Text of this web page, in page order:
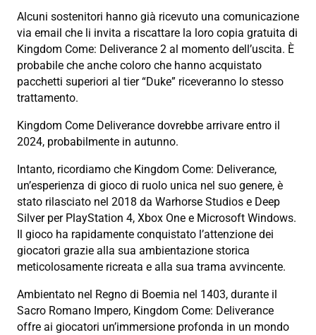
Alcuni sostenitori hanno già ricevuto una comunicazione
via email che li invita a riscattare la loro copia gratuita di
Kingdom Come: Deliverance 2 al momento dell’uscita. È
probabile che anche coloro che hanno acquistato
pacchetti superiori al tier “Duke” riceveranno lo stesso
trattamento.
Kingdom Come Deliverance dovrebbe arrivare entro il
2024, probabilmente in autunno.
Intanto, ricordiamo che Kingdom Come: Deliverance,
un’esperienza di gioco di ruolo unica nel suo genere, è
stato rilasciato nel 2018 da Warhorse Studios e Deep
Silver per PlayStation 4, Xbox One e Microsoft Windows.
Il gioco ha rapidamente conquistato l’attenzione dei
giocatori grazie alla sua ambientazione storica
meticolosamente ricreata e alla sua trama avvincente.
Ambientato nel Regno di Boemia nel 1403, durante il
Sacro Romano Impero, Kingdom Come: Deliverance
offre ai giocatori un’immersione profonda in un mondo